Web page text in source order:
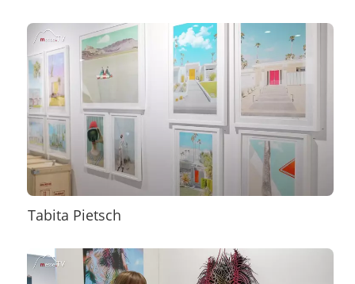
Tabita Pietsch